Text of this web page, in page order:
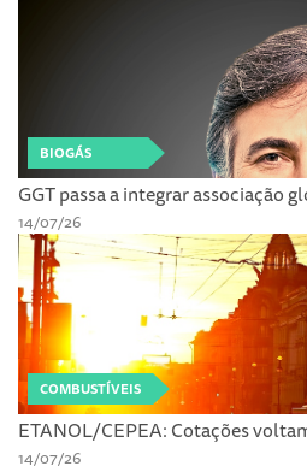
BIOGÁS
GGT passa a integrar associação
14/07/26
COMBUSTÍVEIS
ETANOL/CEPEA: Cotações
14/07/26